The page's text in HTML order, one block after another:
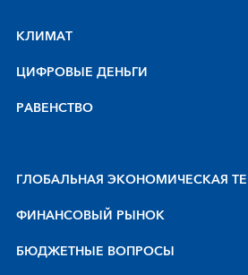
КЛИМАТ
ЦИФРОВЫЕ ДЕНЬГИ
РАВЕНСТВО
ГЛОБАЛЬНАЯ ЭКОНОМИЧЕСКАЯ
ФИНАНСОВЫЙ РЫНОК
БЮДЖЕТНЫЕ ВОПРОСЫ